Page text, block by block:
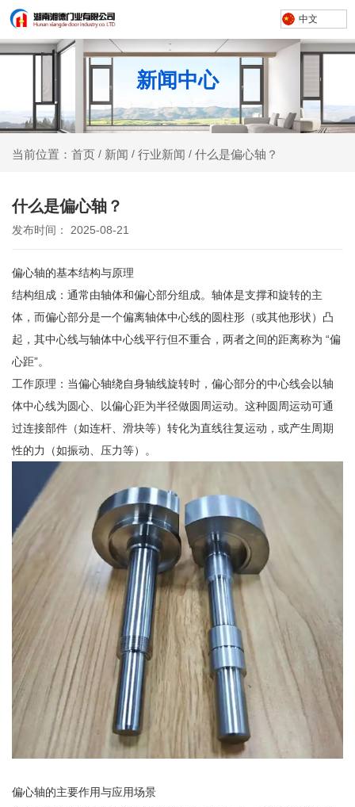
中文
新闻中心
当前位置：首页 / 新闻 / 行业新闻 / 什么是偏心轴？
什么是偏心轴？
发布时间： 2025-08-21
偏心轴的基本结构与原理
结构组成：通常由轴体和偏心部分组成。轴体是支撑和旋转的主
体，而偏心部分是一个偏离轴体中心线的圆柱形（或其他形状）凸
起，其中心线与轴体中心线平行但不重合，两者之间的距离称为 “偏
心距”。
工作原理：当偏心轴绕自身轴线旋转时，偏心部分的中心线会以轴
体中心线为圆心、以偏心距为半径做圆周运动。这种圆周运动可通
过连接部件（如连杆、滑块等）转化为直线往复运动，或产生周期
性的力（如振动、压力等）。
偏心轴的主要作用与应用场景